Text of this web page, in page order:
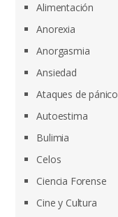
Alimentación
Anorexia
Anorgasmia
Ansiedad
Ataques de pánico
Autoestima
Bulimia
Celos
Ciencia Forense
Cine y Cultura